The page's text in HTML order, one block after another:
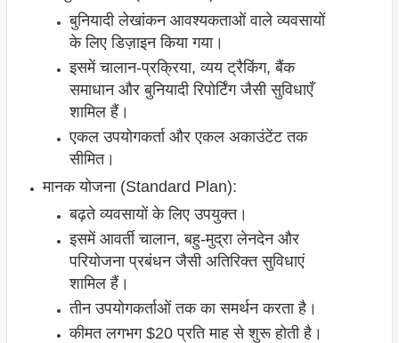
बुनियादी लेखांकन आवश्यकताओं वाले व्यवसायों
के लिए डिज़ाइन किया गया।
इसमें चालान-प्रक्रिया, व्यय ट्रैकिंग, बैंक
समाधान और बुनियादी रिपोर्टिंग जैसी सुविधाएँ
शामिल हैं।
एकल उपयोगकर्ता और एकल अकाउंटेंट तक
सीमित।
मानक योजना (Standard Plan):
बढ़ते व्यवसायों के लिए उपयुक्त।
इसमें आवर्ती चालान, बहु-मुद्रा लेनदेन और
परियोजना प्रबंधन जैसी अतिरिक्त सुविधाएं
शामिल हैं।
तीन उपयोगकर्ताओं तक का समर्थन करता है।
कीमत लगभग $20 प्रति माह से शुरू होती है।